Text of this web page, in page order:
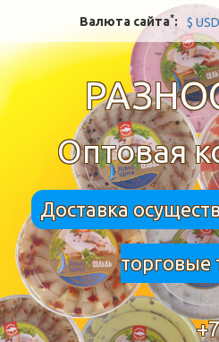
$ USD
Валюта сайта*:
Оптовая
Доставка
торговые